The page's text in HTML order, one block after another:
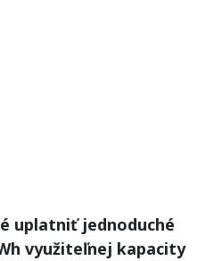
uplatniť jednoduché
využiteľnej kapacity